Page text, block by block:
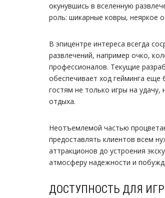
окунувшись в вселенную
роль: шикарные ковры, неяркое
В эпицентре интереса всегда
развлечений, например очко,
профессионалов. Текущие
обеспечивает ход гейминга
гостям не только игры на
отдыха.
Неотъемлемой частью
предоставлять клиентов всем
аттракционов до устроения
атмосферу надежности и
ДОСТУПНОСТЬ ДЛЯ